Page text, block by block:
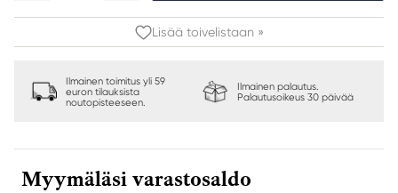
Lisää toivelistaan »
Ilmainen toimitus yli 59
euron tilauksista
noutopisteeseen.
Ilmainen palautus.
Palautusoikeus 30 päivää
Myymäläsi varastosaldo